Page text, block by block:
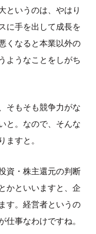
というのは、やはり
に手を出して成長を
くなると本業以外の
ようなことをしがち
そもそも競争力がな
と。なので、そんな
ますと。
資・株主還元の判断
かといいますと、企
す。経営者というの
事なわけですね。